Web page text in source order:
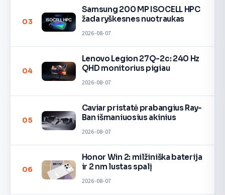
03
Samsung 200 MP ISOCELL HPC
žada ryškesnes nuotraukas
2026-08-07
04
Lenovo Legion 27Q-2c: 240 Hz
QHD monitorius pigiau
2026-08-07
05
Caviar pristatė prabangius Ray-
Ban išmaniuosius akinius
2026-08-07
06
Honor Win 2: milžiniška baterija
ir 2 nm lustas spalį
2026-08-07